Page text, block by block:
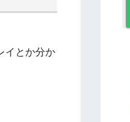
イとか分か